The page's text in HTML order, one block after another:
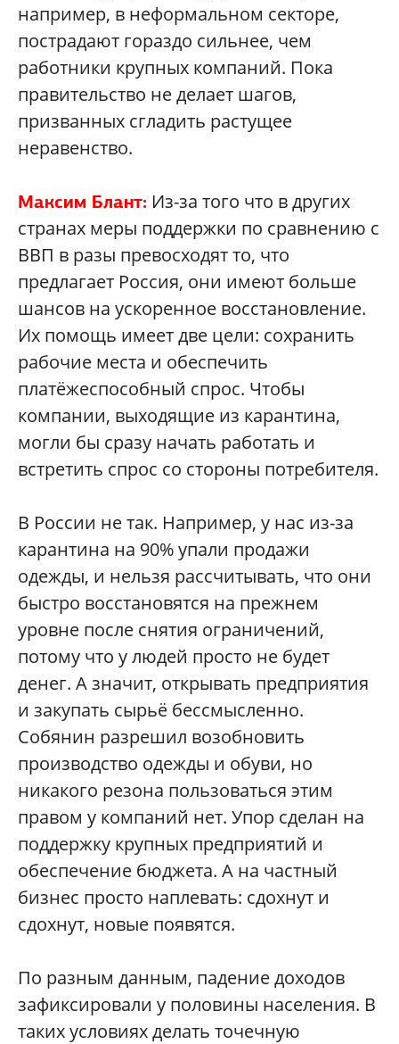
например, в неформальном секторе,
пострадают гораздо сильнее, чем
работники крупных компаний. Пока
правительство не делает шагов,
призванных сгладить растущее
неравенство.
Максим Блант: Из-за того что в других
странах меры поддержки по сравнению с
ВВП в разы превосходят то, что
предлагает Россия, они имеют больше
шансов на ускоренное восстановление.
Их помощь имеет две цели: сохранить
рабочие места и обеспечить
платёжеспособный спрос. Чтобы
компании, выходящие из карантина,
могли бы сразу начать работать и
встретить спрос со стороны потребителя.
В России не так. Например, у нас из-за
карантина на 90% упали продажи
одежды, и нельзя рассчитывать, что они
быстро восстановятся на прежнем
уровне после снятия ограничений,
потому что у людей просто не будет
денег. А значит, открывать предприятия
и закупать сырьё бессмысленно.
Собянин разрешил возобновить
производство одежды и обуви, но
никакого резона пользоваться этим
правом у компаний нет. Упор сделан на
поддержку крупных предприятий и
обеспечение бюджета. А на частный
бизнес просто наплевать: сдохнут и
сдохнут, новые появятся.
По разным данным, падение доходов
зафиксировали у половины населения. В
таких условиях делать точечную